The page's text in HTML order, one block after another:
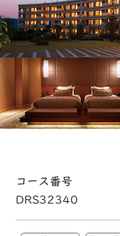
コース番号
DRS32340